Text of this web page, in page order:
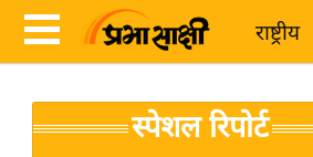
राष्ट्रीय
News
स्पेशल रिपोर्ट